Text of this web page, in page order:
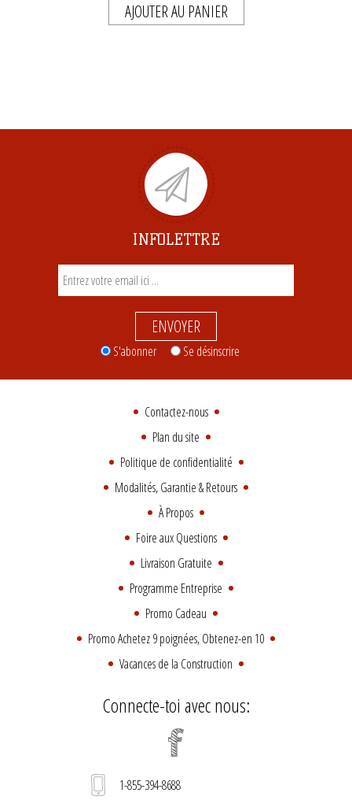
AJOUTER AU PANIER
INFOLETTRE
ENVOYER
S'abonner Se désinscrire
Contactez-nous
Plan du site
Politique de confidentialité
Modalités, Garantie & Retours
À Propos
Foire aux Questions
Livraison Gratuite
Programme Entreprise
Promo Cadeau
Promo Achetez 9 poignées, Obtenez-en 10
Vacances de la Construction
Connecte-toi avec nous:
1-855-394-8688